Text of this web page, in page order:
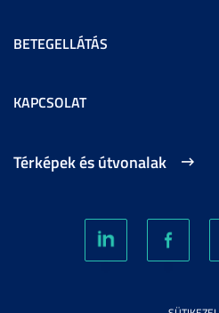
BETEGELLÁTÁS
KAPCSOLAT
Térképek és útvonalak